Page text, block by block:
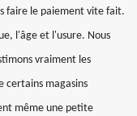
faire le paiement vite fait.
l'âge et l'usure. Nous
vraiment les
certains magasins
même une petite